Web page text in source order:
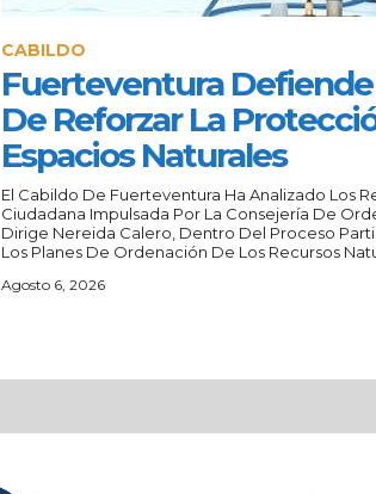
CABILDO
Fuerteventura
De Reforzar La
Espacios Naturales
El Cabildo De Fuerteventura Ha Analizado Los
Ciudadana Impulsada Por La Consejería De
Dirige Nereida Calero, Dentro Del Proceso
Los Planes De Ordenación De Los Recursos
Agosto 6, 2026